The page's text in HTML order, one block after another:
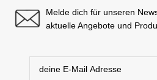
Melde dich für unseren
aktuelle Angebote und